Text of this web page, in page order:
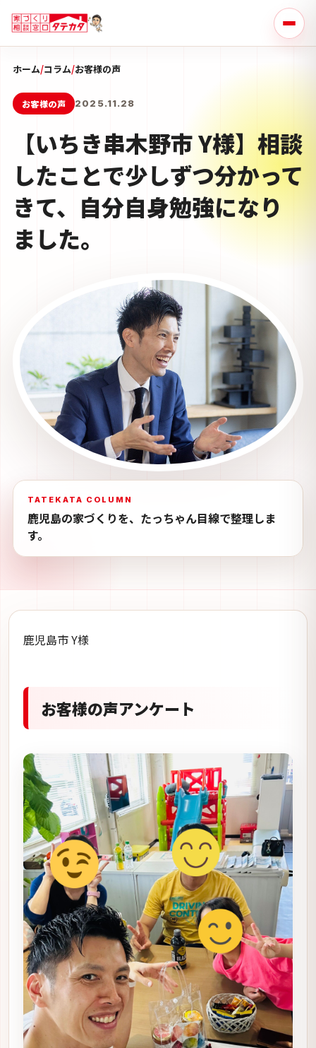
ホーム/コラム/お客様の声
お客様の声 2025.11.28
【いちき串木野市 Y様】相談
したことで少しずつ分かって
きて、自分自身勉強になり
ました。
TATEKATA COLUMN
鹿児島の家づくりを、たっちゃん目線で整理しま
す。
鹿児島市 Y様
お客様の声アンケート